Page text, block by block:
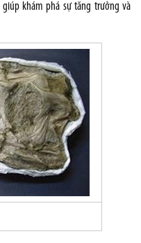
khám phá sự tăng trưởng và